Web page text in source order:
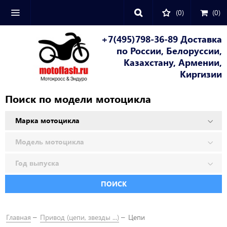
(0) (0)
+7(495)798-36-89 Доставка
по России, Белоруссии,
Казахстану, Армении,
Киргизии
Поиск по модели мотоцикла
ПОИСК
Главная Привод (цепи, звезды ...) Цепи